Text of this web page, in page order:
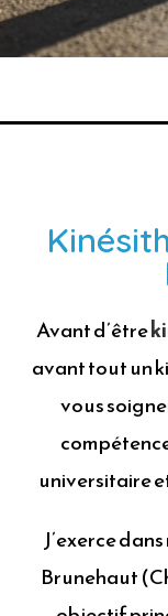
Avant d’être
avant tout un
vous
universitaire
J’exerce
Brunehaut